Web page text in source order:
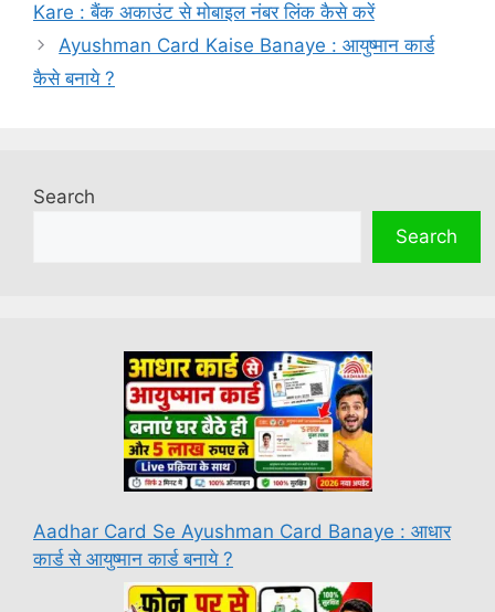
Kare : बैंक अकाउंट से मोबाइल नंबर लिंक कैसे करें
Ayushman Card Kaise Banaye : आयुष्मान कार्ड
कैसे बनाये ?
Search
Search
Aadhar Card Se Ayushman Card Banaye : आधार
कार्ड से आयुष्मान कार्ड बनाये ?